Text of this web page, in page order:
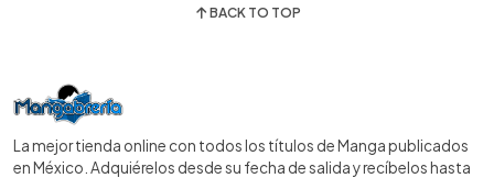
BACK TO TOP
La mejor tienda online con todos los títulos de Manga publicados
en México. Adquiérelos desde su fecha de salida y recíbelos hasta